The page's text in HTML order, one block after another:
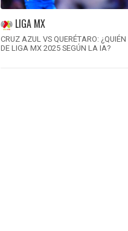
LIGA MX
CRUZ AZUL VS QUERÉTARO:
DE LIGA MX 2025 SEGÚN LA IA?